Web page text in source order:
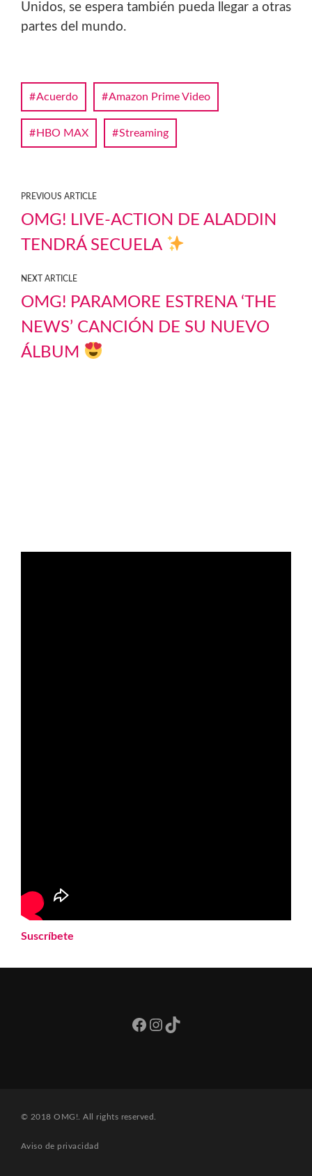
Unidos, se espera también pueda llegar a otras
partes del mundo.
Acuerdo Amazon Prime Video
HBO MAX Streaming
PREVIOUS ARTICLE
OMG! LIVE-ACTION DE ALADDIN
TENDRÁ SECUELA
NEXT ARTICLE
OMG! PARAMORE ESTRENA ‘THE
NEWS’ CANCIÓN DE SU NUEVO
ÁLBUM
Suscríbete
Facebook
Instagram
TikTok
© 2018 OMG!. All rights reserved.
Aviso de privacidad